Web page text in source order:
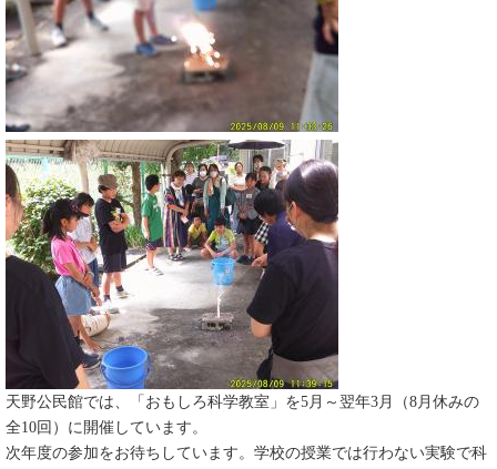
天野公民館では、「おもしろ科学教室」を5月～翌年3月（8月休みの
全10回）に開催しています。
次年度の参加をお待ちしています。学校の授業では行わない実験で科